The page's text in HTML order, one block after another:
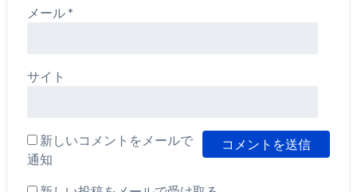
メール*
サイト
新しいコメントをメールで
通知